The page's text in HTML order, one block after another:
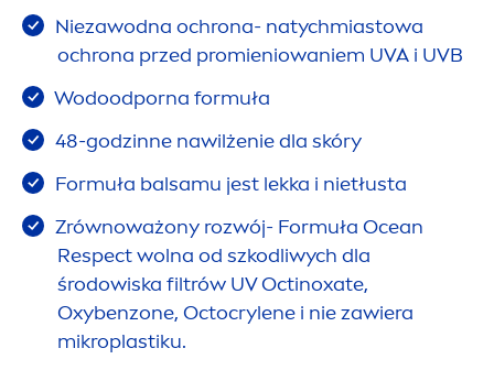
Niezawodna ochrona- natychmiastowa
ochrona przed promieniowaniem UVA i UVB
Wodoodporna formuła
48-godzinne nawilżenie dla skóry
Formuła balsamu jest lekka i nietłusta
Zrównoważony rozwój- Formuła Ocean
Respect wolna od szkodliwych dla
środowiska filtrów UV Octinoxate,
Oxybenzone, Octocrylene i nie zawiera
mikroplastiku.